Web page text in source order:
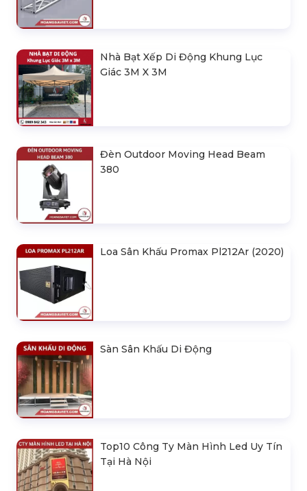
Nhà Bạt Xếp Di Động Khung Lục
Giác 3M X 3M
Đèn Outdoor Moving Head Beam
380
Loa Sân Khấu Promax Pl212Ar (2020)
Sàn Sân Khấu Di Động
Top10 Công Ty Màn Hình Led Uy Tín
Tại Hà Nội